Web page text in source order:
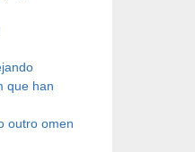
que han
outro omen